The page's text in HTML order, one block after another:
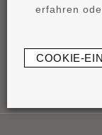
pdf
erfahren
COOKIE-